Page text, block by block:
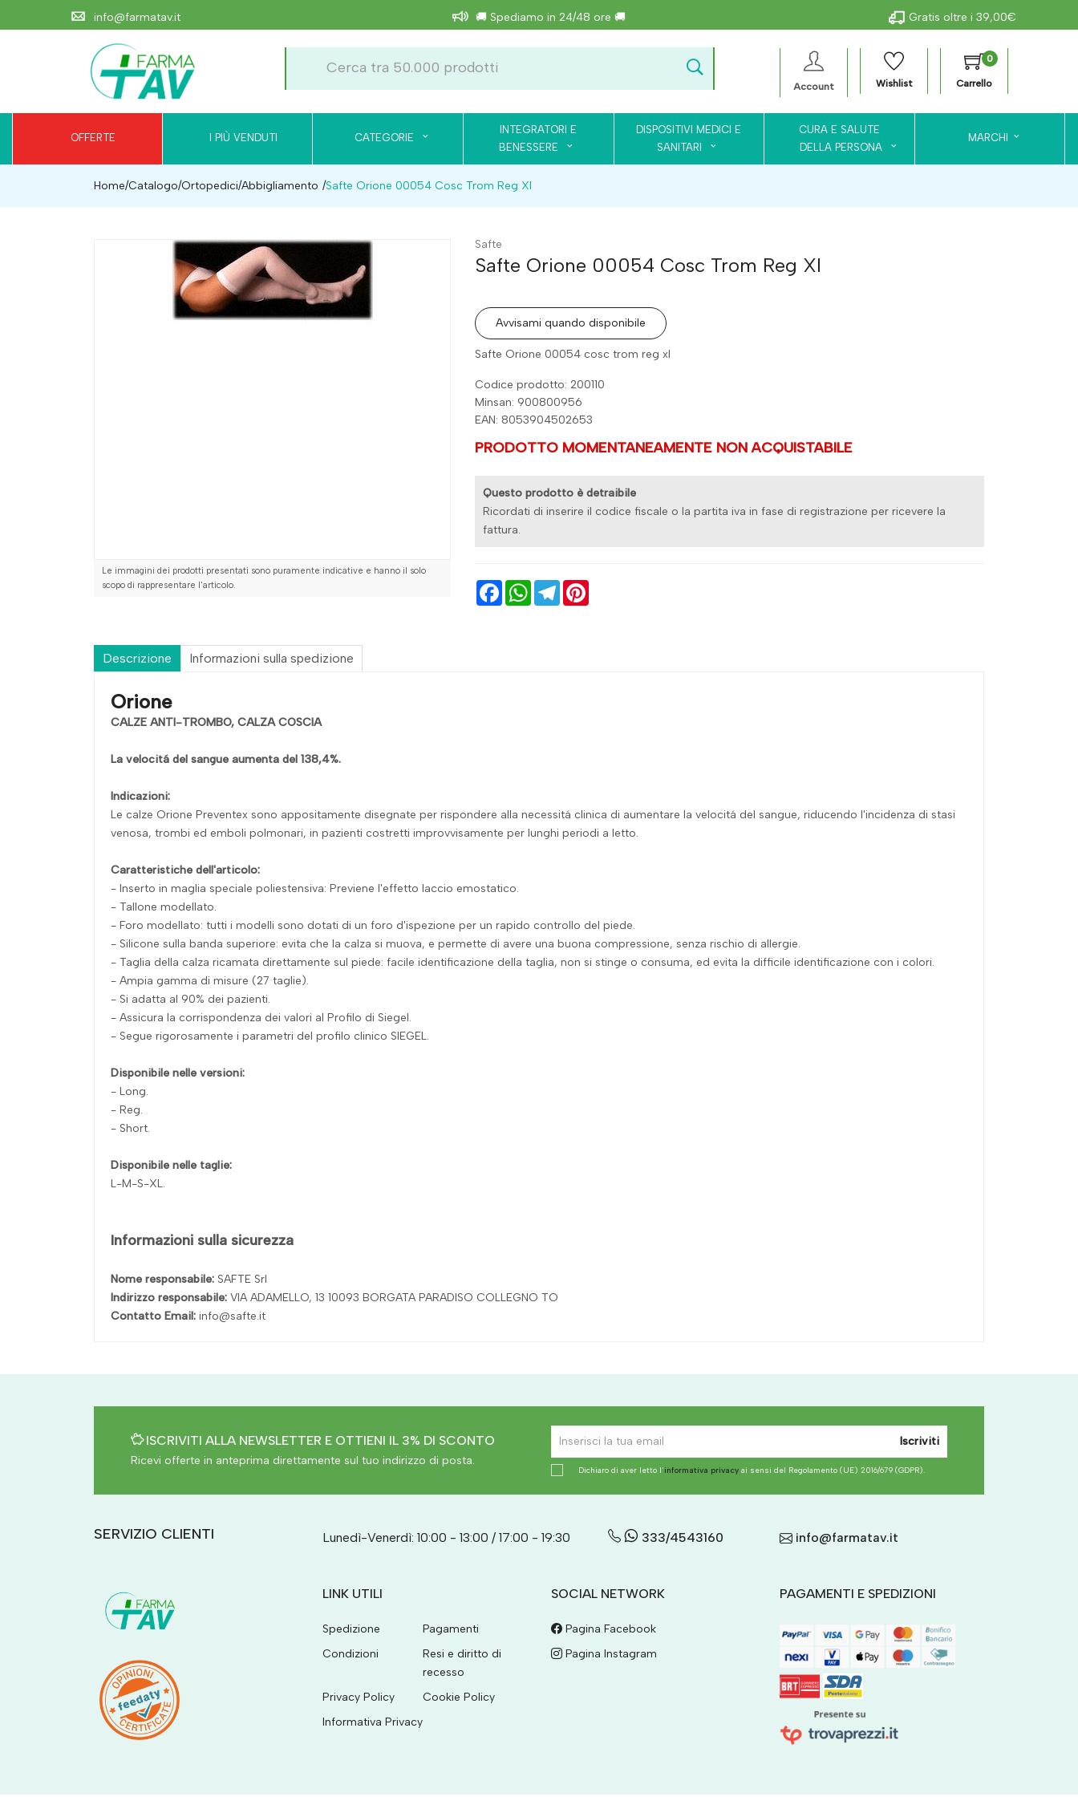
info@farmatav.it 🚚 Spediamo in 24/48 ore 🚚 Gratis oltre i 39,00€
Account Wishlist
0
Carrello
OFFERTE I PIÙ VENDUTI CATEGORIE
INTEGRATORI E
BENESSERE
DISPOSITIVI MEDICI E
SANITARI
CURA E SALUTE
DELLA PERSONA
MARCHI
Home Catalogo/Ortopedici/Abbigliamento Safte Orione 00054 Cosc Trom Reg Xl
Le immagini dei prodotti presentati sono puramente indicative e hanno il solo
scopo di rappresentare l'articolo.
Safte
Safte Orione 00054 Cosc Trom Reg Xl
Avvisami quando disponibile
Safte Orione 00054 cosc trom reg xl
Codice prodotto: 200110
Minsan: 900800956
EAN: 8053904502653
PRODOTTO MOMENTANEAMENTE NON ACQUISTABILE
Questo prodotto è detraibile
Ricordati di inserire il codice fiscale o la partita iva in fase di registrazione per ricevere la
fattura.
FacebookWhatsAppTelegram
Descrizione Informazioni sulla spedizione
Orione
CALZE ANTI-TROMBO, CALZA COSCIA
La velocitá del sangue aumenta del 138,4%.
Indicazioni:
Le calze Orione Preventex sono appositamente disegnate per rispondere alla necessitá clinica di aumentare la velocitá del sangue, riducendo l'incidenza di stasi
venosa, trombi ed emboli polmonari, in pazienti costretti improvvisamente per lunghi periodi a letto.
Caratteristiche dell'articolo:
- Inserto in maglia speciale poliestensiva: Previene l'effetto laccio emostatico.
- Tallone modellato.
- Foro modellato: tutti i modelli sono dotati di un foro d'ispezione per un rapido controllo del piede.
- Silicone sulla banda superiore: evita che la calza si muova, e permette di avere una buona compressione, senza rischio di allergie.
- Taglia della calza ricamata direttamente sul piede: facile identificazione della taglia, non si stinge o consuma, ed evita la difficile identificazione con i colori.
- Ampia gamma di misure (27 taglie).
- Si adatta al 90% dei pazienti.
- Assicura la corrispondenza dei valori al Profilo di Siegel.
- Segue rigorosamente i parametri del profilo clinico SIEGEL.
Disponibile nelle versioni:
- Long.
- Reg.
- Short.
Disponibile nelle taglie:
L-M-S-XL.
Informazioni sulla sicurezza
Nome responsabile: SAFTE Srl
Indirizzo responsabile: VIA ADAMELLO, 13 10093 BORGATA PARADISO COLLEGNO TO
Contatto Email: info@safte.it
ISCRIVITI ALLA NEWSLETTER E OTTIENI IL 3% DI SCONTO
Ricevi offerte in anteprima direttamente sul tuo indirizzo di posta.
Iscriviti
Dichiaro di aver letto l'informativa privacy ai sensi del Regolamento (UE) 2016/679 (GDPR).
SERVIZIO CLIENTI Lunedì-Venerdì: 10:00 - 13:00 / 17:00 - 19:30 333/4543160 info@farmatav.it
LINK UTILI
Spedizione
Pagamenti
Condizioni
Resi e diritto di
recesso
Privacy Policy
Cookie Policy
Informativa Privacy
SOCIAL NETWORK
Pagina Facebook
Pagina Instagram
PAGAMENTI E SPEDIZIONI